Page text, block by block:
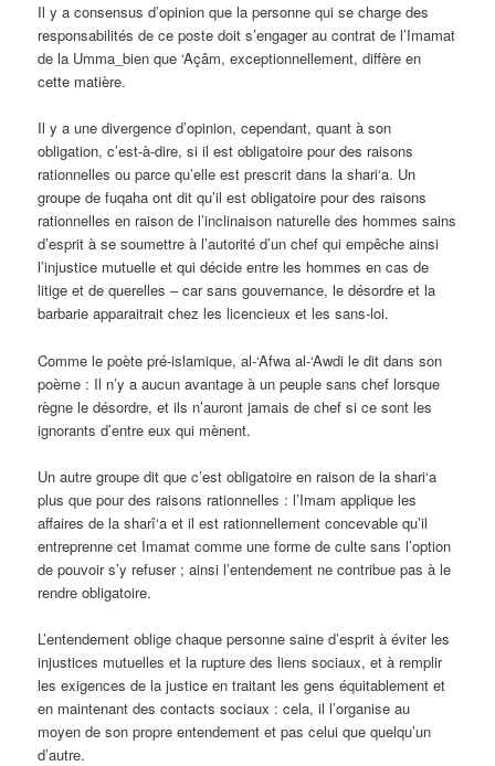
Il y a consensus d’opinion que la personne qui se charge des
responsabilités de ce poste doit s’engager au contrat de l’Imamat
de la Umma_bien que ‘Açâm, exceptionnellement, diffère en
cette matière.
Il y a une divergence d’opinion, cependant, quant à son
obligation, c’est-à-dire, si il est obligatoire pour des raisons
rationnelles ou parce qu’elle est prescrit dans la shari‘a. Un
groupe de fuqaha ont dit qu’il est obligatoire pour des raisons
rationnelles en raison de l’inclinaison naturelle des hommes sains
d’esprit à se soumettre à l’autorité d’un chef qui empêche ainsi
l’injustice mutuelle et qui décide entre les hommes en cas de
litige et de querelles – car sans gouvernance, le désordre et la
barbarie apparaitrait chez les licencieux et les sans-loi.
Comme le poète pré-islamique, al-‘Afwa al-‘Awdi le dit dans son
poème : Il n’y a aucun avantage à un peuple sans chef lorsque
règne le désordre, et ils n’auront jamais de chef si ce sont les
ignorants d’entre eux qui mènent.
Un autre groupe dit que c’est obligatoire en raison de la shari‘a
plus que pour des raisons rationnelles : l’Imam applique les
affaires de la sharî‘a et il est rationnellement concevable qu’il
entreprenne cet Imamat comme une forme de culte sans l’option
de pouvoir s’y refuser ; ainsi l’entendement ne contribue pas à le
rendre obligatoire.
L’entendement oblige chaque personne saine d’esprit à éviter les
injustices mutuelles et la rupture des liens sociaux, et à remplir
les exigences de la justice en traitant les gens équitablement et
en maintenant des contacts sociaux : cela, il l’organise au
moyen de son propre entendement et pas celui que quelqu’un
d’autre.